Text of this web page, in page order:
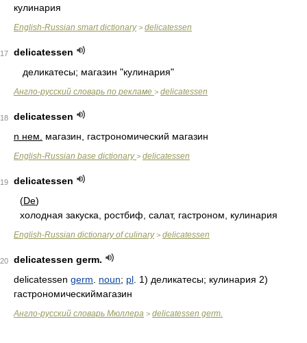
кулинария
English-Russian smart dictionary> delicatessen
17
delicatessen
деликатесы; магазин "кулинария"
Англо-русский словарь по рекламе > delicatessen
18
delicatessen
n нем.
магазин, гастрономический магазин
English-Russian base dictionary> delicatessen
19
delicatessen
(De)
холодная закуска, ростбиф, салат, гастроном, кулинария
English-Russian dictionary of culinary> delicatessen
20
delicatessen germ.
delicatessen germ noun; pl . 1) деликатесы; кулинария 2)
гастрономическиймагазин
Англо-русский словарь Мюллера > delicatessen germ.